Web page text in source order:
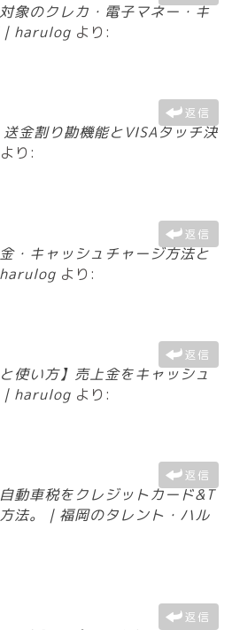
象のクレカ・電子マネー・キ
｜harulog より:
返信
送金割り勘機能とVISAタッチ決
より:
返信
・キャッシュチャージ方法と
より:
返信
使い方】売上金をキャッシュ
harulog より:
返信
動車税をクレジットカード&T
法。｜福岡のタレント・ハル
返信